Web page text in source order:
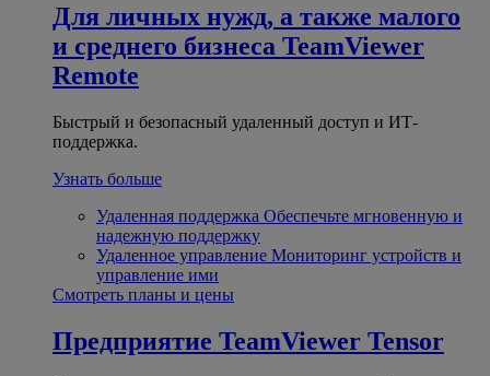
Для личных нужд, а также малого
и среднего бизнеса TeamViewer
Remote
Быстрый и безопасный удаленный доступ и ИТ-
поддержка.
Узнать больше
Удаленная поддержка Обеспечьте мгновенную и
надежную поддержку
Удаленное управление Мониторинг устройств и
управление ими
Смотреть планы и цены
Предприятие TeamViewer Tensor